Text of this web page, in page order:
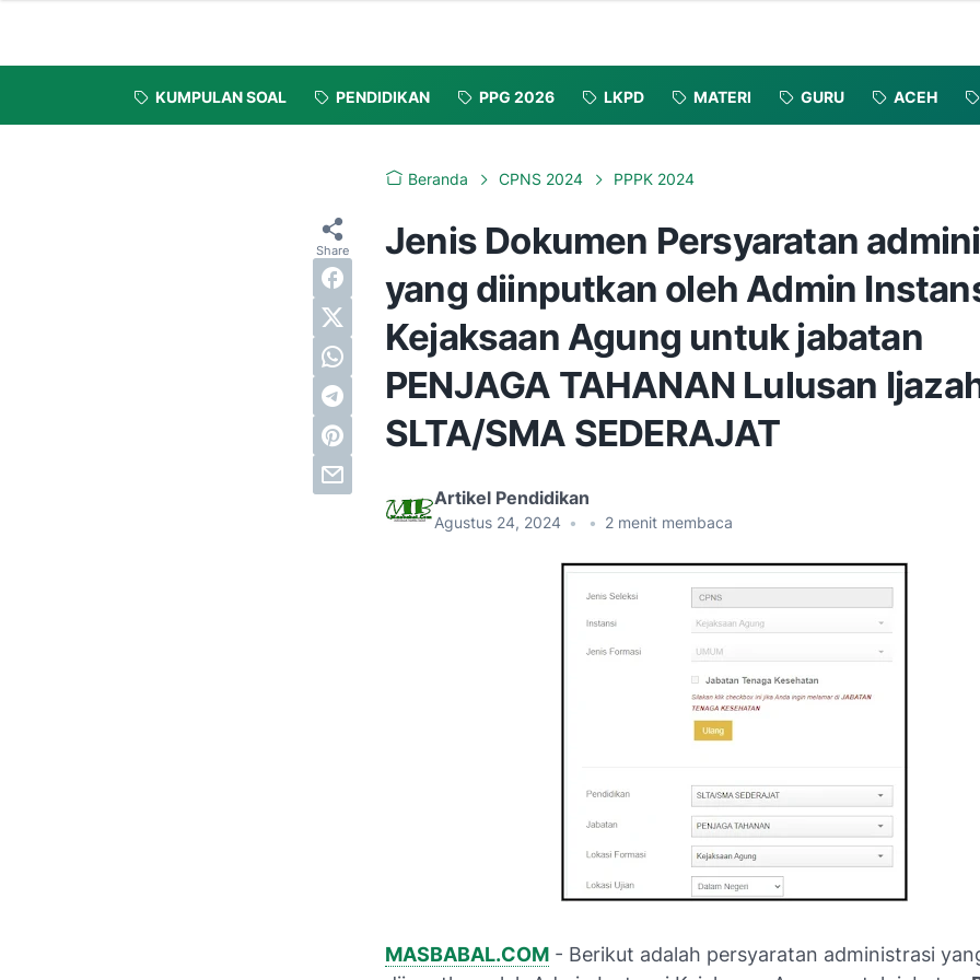
KUMPULAN SOAL PENDIDIKAN PPG 2026 LKPD MATERI GURU ACEH
Beranda CPNS 2024 PPPK 2024
Jenis Dokumen Persyaratan
yang diinputkan oleh Admin
Kejaksaan Agung untuk jabatan
PENJAGA TAHANAN Lulusan
SLTA/SMA SEDERAJAT
Artikel Pendidikan
Agustus 24, 2024 • • 2 menit membaca
MASBABAL.COM - Berikut adalah persyaratan administrasi